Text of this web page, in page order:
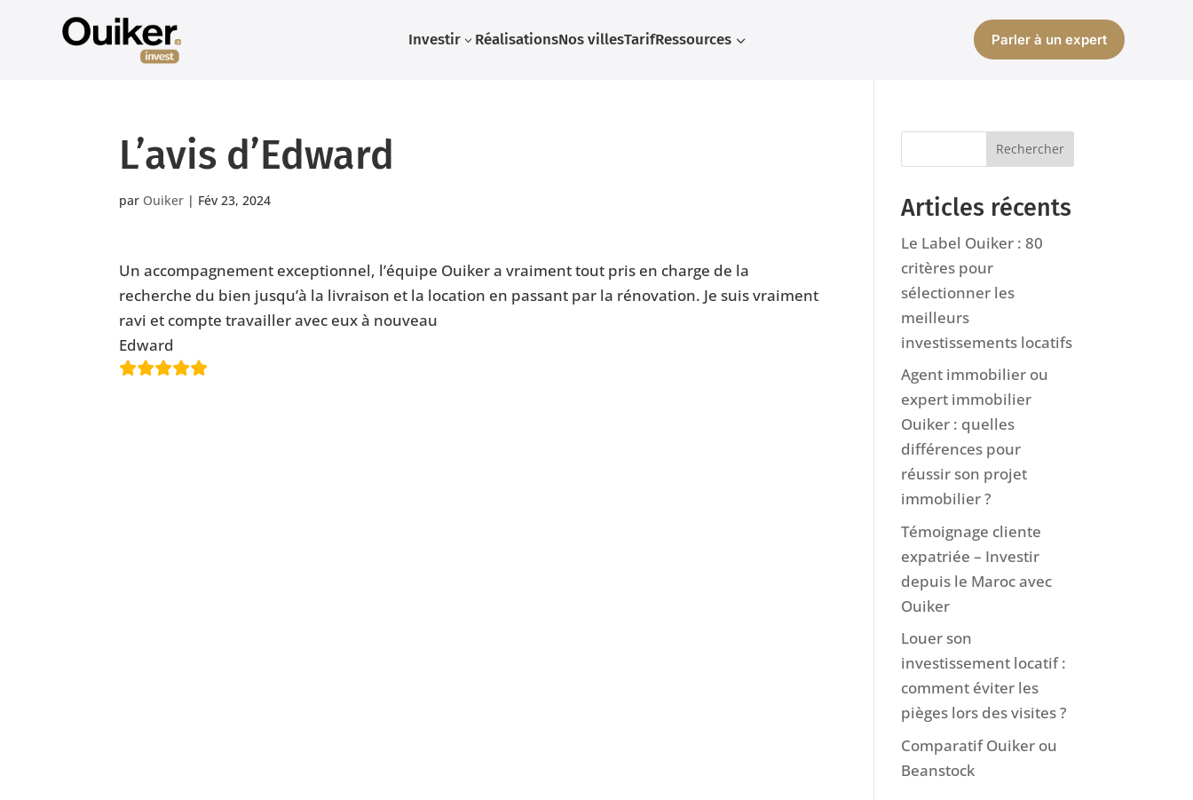
3
Investir RéalisationsNos villesTarif 3
Ressources Parler à un expert
L’avis d’Edward
par Ouiker | Fév 23, 2024
Un accompagnement exceptionnel, l’équipe Ouiker a vraiment tout pris en charge de la
recherche du bien jusqu’à la livraison et la location en passant par la rénovation. Je suis vraiment
ravi et compte travailler avec eux à nouveau
Edward
Articles récents
Le Label Ouiker : 80
critères pour
sélectionner les
meilleurs
investissements locatifs
Agent immobilier ou
expert immobilier
Ouiker : quelles
différences pour
réussir son projet
immobilier ?
Témoignage cliente
expatriée – Investir
depuis le Maroc avec
Ouiker
Louer son
investissement locatif :
comment éviter les
pièges lors des visites ?
Comparatif Ouiker ou
Beanstock